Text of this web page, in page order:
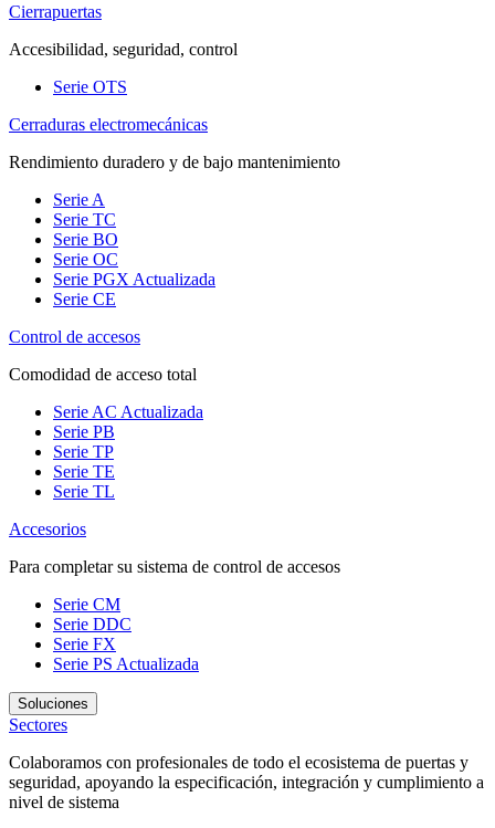
Cierrapuertas
Accesibilidad, seguridad, control
Serie OTS
Cerraduras electromecánicas
Rendimiento duradero y de bajo mantenimiento
Serie A
Serie TC
Serie BO
Serie OC
Serie PGX Actualizada
Serie CE
Control de accesos
Comodidad de acceso total
Serie AC Actualizada
Serie PB
Serie TP
Serie TE
Serie TL
Accesorios
Para completar su sistema de control de accesos
Serie CM
Serie DDC
Serie FX
Serie PS Actualizada
Soluciones
Sectores
Colaboramos con profesionales de todo el ecosistema de puertas y
seguridad, apoyando la especificación, integración y cumplimiento a
nivel de sistema